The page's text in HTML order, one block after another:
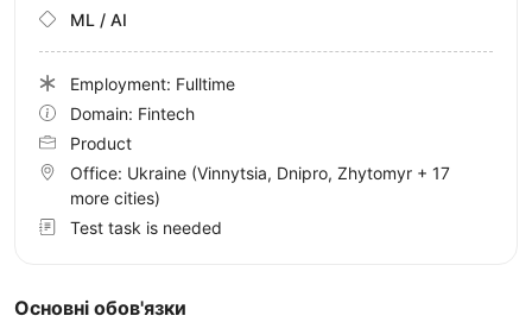
Основні обов'язки
ML / AI
Employment: Fulltime
Domain: Fintech
Product
Office: Ukraine (Vinnytsia, Dnipro, Zhytomyr + 17
more cities)
Test task is needed